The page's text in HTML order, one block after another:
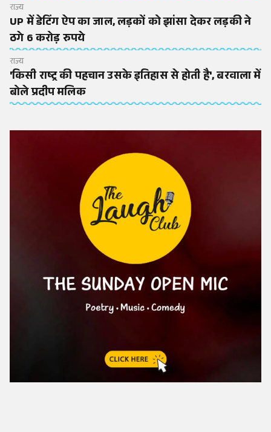
राज्य
UP में डेटिंग ऐप का जाल, लड़कों को झांसा देकर लड़की ने
ठगे 6 करोड़ रुपये
राज्य
'किसी राष्ट्र की पहचान उसके इतिहास से होती है', बरवाला में
बोले प्रदीप मलिक